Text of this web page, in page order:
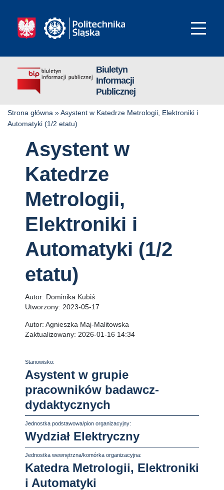
Biuletyn
Informacji
Publicznej
Strona główna »Asystent w Katedrze Metrologii, Elektroniki i
Automatyki (1/2 etatu)
Asystent w
Katedrze
Metrologii,
Elektroniki i
Automatyki (1/2
etatu)
Autor: Dominika Kubiś
Utworzony: 2023-05-17
Autor: Agnieszka Maj-Malitowska
Zaktualizowany: 2026-01-16 14:34
Stanowisko:
Asystent w grupie
pracowników badawcz-
dydaktycznych
Jednostka podstawowa/pion organizacyjny:
Wydział Elektryczny
Jednostka wewnętrzna/komórka organizacyjna:
Katedra Metrologii, Elektroniki
i Automatyki